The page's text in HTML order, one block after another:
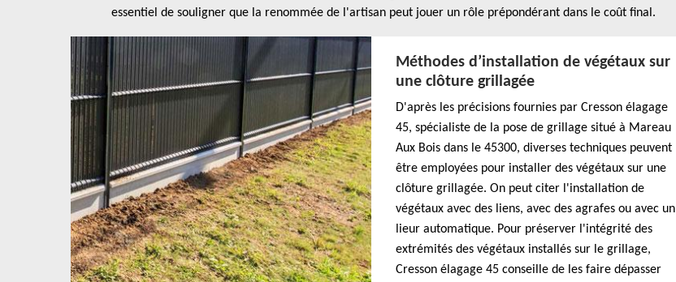
essentiel de souligner que la renommée de l'artisan peut jouer un rôle prépondérant dans le coût final.
Méthodes d’installation de végétaux sur
une clôture grillagée
D'après les précisions fournies par Cresson élagage
45, spécialiste de la pose de grillage situé à Mareau
Aux Bois dans le 45300, diverses techniques peuvent
être employées pour installer des végétaux sur une
clôture grillagée. On peut citer l'installation de
végétaux avec des liens, avec des agrafes ou avec un
lieur automatique. Pour préserver l'intégrité des
extrémités des végétaux installés sur le grillage,
Cresson élagage 45 conseille de les faire dépasser